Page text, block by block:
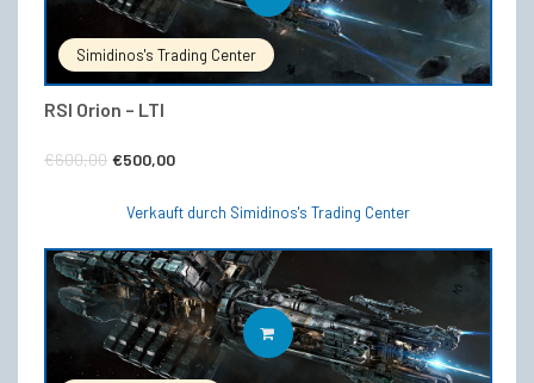
Simidinos's Trading Center
RSI Orion – LTI
€600,00 Ursprünglicher
€600,00
€500,00
€500,00.
Verkauft durch Simidinos's Trading Center
IN DEN WARENKORB